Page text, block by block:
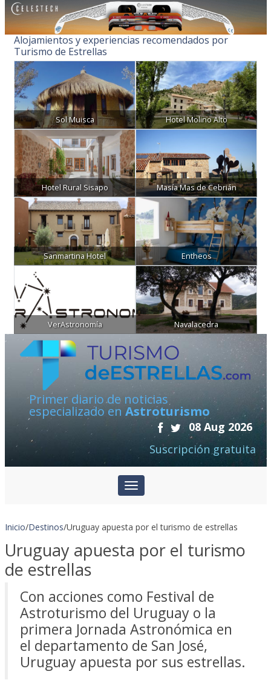
Alojamientos y experiencias recomendados por
Turismo de Estrellas
Sol Muisca Hotel Molino Alto
Hotel Rural Sisapo Masía Mas de Cebrián
Sanmartina Hotel Entheos
VerAstronomía Navalacedra
Primer diario de noticias
especializado en Astroturismo
08 Aug 2026
Suscripción gratuita
Inicio/Destinos/Uruguay apuesta por el turismo de estrellas
Uruguay apuesta por el turismo
de estrellas
Con acciones como Festival de
Astroturismo del Uruguay o la
primera Jornada Astronómica en
el departamento de San José,
Uruguay apuesta por sus estrellas.